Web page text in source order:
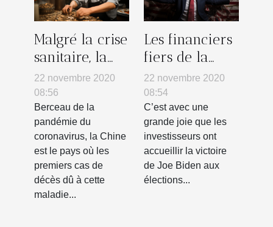
Malgré la crise
sanitaire, la
Chine fait des
prouesses
économiques
22 novembre 2020
08:56
Berceau de la
pandémie du
coronavirus, la Chine
est le pays où les
premiers cas de
décès dû à cette
maladie...
Les financiers
fiers de la
victoire de Joe
Biden
22 novembre 2020
08:54
C’est avec une
grande joie que les
investisseurs ont
accueillir la victoire
de Joe Biden aux
élections...